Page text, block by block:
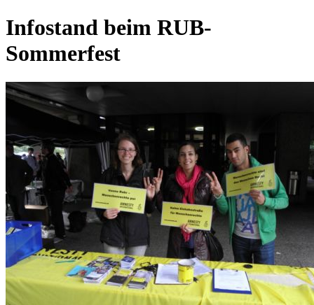
Infostand beim RUB-
Sommerfest